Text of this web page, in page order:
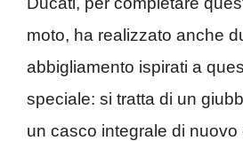
moto, ha realizzato anche
abbigliamento ispirati a
speciale: si tratta di un
un casco integrale di nuovo